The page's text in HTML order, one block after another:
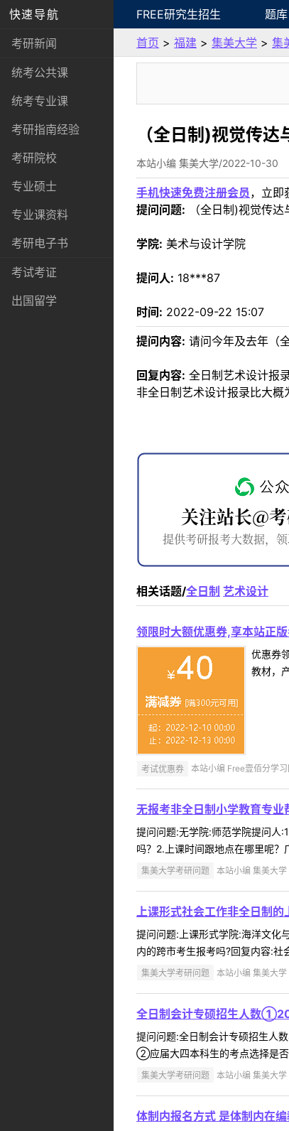
快速导航
考研新闻
统考公共课
统考专业课
考研指南经验
考研院校
专业硕士
专业课资料
考研电子书
考试考证
出国留学
FREE研究生招生 题库
首页 > 福建 > 集美大学 > 集
（全日制)视觉传
本站小编 集美大学/2022-10-30
手机快速免费注册会员 ，立即
提问问题: （全日制)视觉传
学院: 美术与设计学院
提问人: 18***87
时间: 2022-09-22 15:07
提问内容: 请问今年及去年（
回复内容: 全日制艺术设计报
非全日制艺术设计报录比大概
相关话题/全日制 艺术设计
领限时大额优惠券,享本站正
优惠券
教材，
考试优惠券 本站小编 Free壹佰分学
无报考非全日制小学教育专
提问问题:无学院:师范学院提问人
吗？2.上课时间跟地点在哪里呢
集美大学考研问题 本站小编 集美大
上课形式社会工作非全日制
提问问题:上课形式学院:海洋文化
内的跨市考生报考吗?回复内容:
集美大学考研问题 本站小编 集美大
全日制会计专硕招生人数
提问问题:全日制会计专硕招生人
②应届大四本科生的考点选择是
集美大学考研问题 本站小编 集美大
体制内报名方式 是体制内在